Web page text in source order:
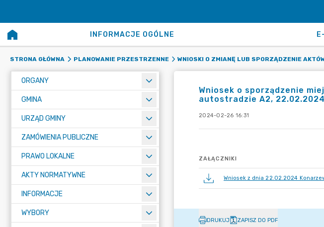
INFORMACJE OGÓLNE
STRONA GŁÓWNA PLANOWANIE PRZESTRZENNE WNIOSKI O ZMIANĘ LUB SPORZĄDZENIE
ORGANY
GMINA
URZĄD GMINY
ZAMÓWIENIA PUBLICZNE
PRAWO LOKALNE
AKTY NORMATYWNE
INFORMACJE
WYBORY
Wniosek o sporządzenie
autostradzie A2, 22.02.2024
2024-02-26 16:31
ZAŁĄCZNIKI
Wniosek z dnia 22.02.2024
DRUKUJ ZAPISZ DO PDF